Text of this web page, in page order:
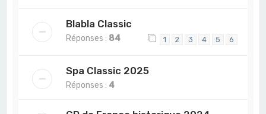
Blabla Classic
Réponses : 84 1 2 3 4 5 6
Spa Classic 2025
Réponses : 4